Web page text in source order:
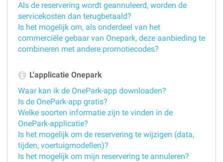
Als de reservering wordt geannuleerd, worden de
servicekosten dan terugbetaald?
Is het mogelijk om, als onderdeel van het
commerciële gebaar van Onepark, deze aanbieding te
combineren met andere promotiecodes?
L'applicatie Onepark
Waar kan ik de OnePark-app downloaden?
Is de OnePark-app gratis?
Welke soorten informatie zijn te vinden in de
OnePark-applicatie?
Is het mogelijk om de reservering te wijzigen (data,
tijden, voertuigmodellen)?
Is het mogelijk om mijn reservering te annuleren?